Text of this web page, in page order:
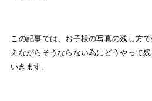
この記事では、お子様の写真の残し方
えながらそうならない為にどうやって
いきます。